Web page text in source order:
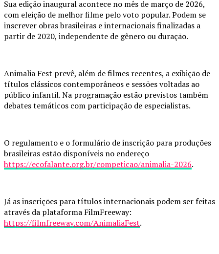
Sua edição inaugural acontece no mês de março de 2026,
com eleição de melhor filme pelo voto popular. Podem se
inscrever obras brasileiras e internacionais finalizadas a
partir de 2020, independente de gênero ou duração.
Animalia Fest prevê, além de filmes recentes, a exibição de
títulos clássicos contemporâneos e sessões voltadas ao
público infantil. Na programação estão previstos também
debates temáticos com participação de especialistas.
O regulamento e o formulário de inscrição para produções
brasileiras estão disponíveis no endereço
https://ecofalante.org.br/competicao/animalia-2026.
Já as inscrições para títulos internacionais podem ser feitas
através da plataforma FilmFreeway:
https://filmfreeway.com/AnimaliaFest.